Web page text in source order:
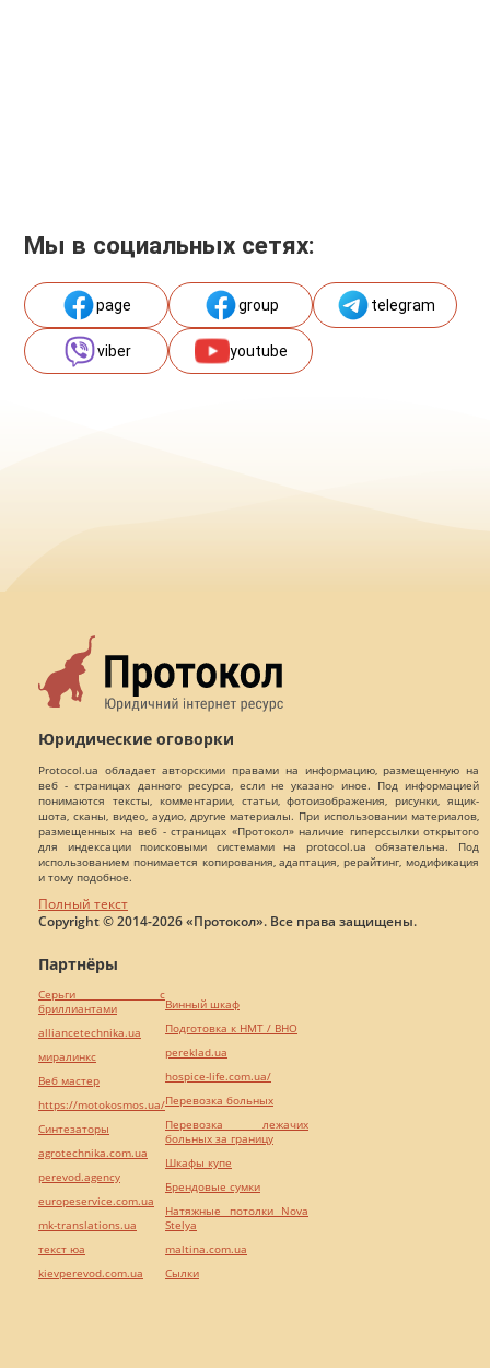
Мы в социальных сетях:
page group telegram
viber youtube
Юридические оговорки
Protocol.ua обладает авторскими правами на информацию, размещенную на
веб - страницах данного ресурса, если не указано иное. Под информацией
понимаются тексты, комментарии, статьи, фотоизображения, рисунки, ящик-
шота, сканы, видео, аудио, другие материалы. При использовании материалов,
размещенных на веб - страницах «Протокол» наличие гиперссылки открытого
для индексации поисковыми системами на protocol.ua обязательна. Под
использованием понимается копирования, адаптация, рерайтинг, модификация
и тому подобное.
Полный текст
Copyright © 2014-2026 «Протокол». Все права защищены.
Партнёры
Серьги с
бриллиантами
alliancetechnika.ua
миралинкс
Веб мастер
https://motokosmos.ua/
Синтезаторы
agrotechnika.com.ua
perevod.agency
europeservice.com.ua
mk-translations.ua
текст юа
kievperevod.com.ua
Винный шкаф
Подготовка к НМТ / ВНО
pereklad.ua
hospice-life.com.ua/
Перевозка больных
Перевозка лежачих
больных за границу
Шкафы купе
Брендовые сумки
Натяжные потолки Nova
Stelya
maltina.com.ua
Cылки